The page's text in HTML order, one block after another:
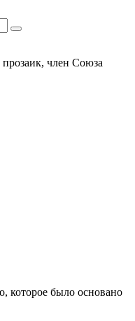
прозаик, член Союза
которое было основано